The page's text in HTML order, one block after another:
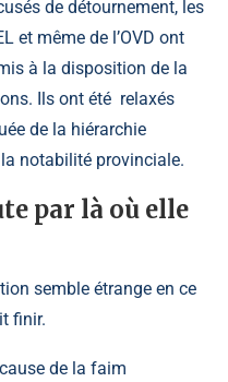
de détournement, les
et même de l’OVD ont
à la disposition de la
Ils ont été relaxés
de la hiérarchie
notabilité provinciale.
par là où elle
semble étrange en ce
finir.
de la faim